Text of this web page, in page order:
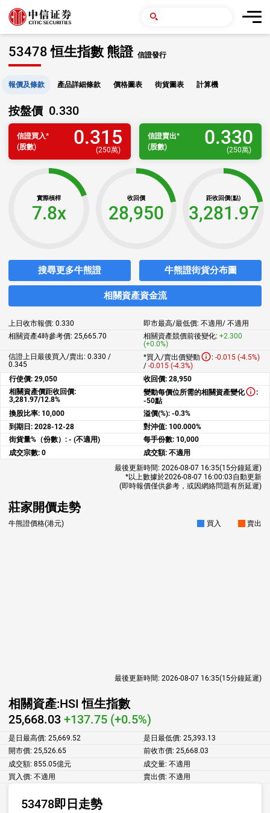
53478 恒生指數 熊證 信證發行
報價及條款 產品詳細條款 價格圖表 街貨圖表 計算機
按盤價 0.330
信證買入*
(股數)
0.315
(250萬)
信證賣出*
(股數)
0.330
(250萬)
實際槓桿
7.8x
收回價
28,950
距收回價(點)
3,281.97
搜尋更多牛熊證 牛熊證街貨分布圖
相關資產資金流
上日收市報價: 0.330 即市最高/最低價: 不適用/ 不適用
相關資產4時參考價: 25,665.70 相關資產競價前後變化: +2.300
(+0.0%)
信證上日最後買入/賣出: 0.330 /
0.345
*買入/賣出價變動 : -0.015 (-4.5%)
/ -0.015 (-4.3%)
行使價: 29,050 收回價: 28,950
相關資產價距收回價:
3,281.97/12.8%
變動每價位所需的相關資產變化
:
-50點
換股比率: 10,000 溢價(%): -0.3%
到期日: 2028-12-28 對沖值: 100.000%
街貨量%（份數）: - (不適用) 每手份數: 10,000
成交宗數: 0 成交額: 不適用
最後更新時間: 2026-08-07 16:35(15分鐘延遲)
*以上數據於2026-08-07 16:00:03自動更新
(即時報價僅供參考，或因網絡問題有所延遲)
莊家開價走勢
牛熊證價格(港元) 買入 賣出
最後更新時間: 2026-08-07 16:35(15分鐘延遲)
相關資產:HSI 恒生指數
25,668.03 +137.75 (+0.5%)
是日最高價: 25,669.52 是日最低價: 25,393.13
開市價: 25,526.65 前收市價: 25,668.03
成交額: 855.05億元 成交量: 不適用
買入價: 不適用 賣出價: 不適用
53478即日走勢